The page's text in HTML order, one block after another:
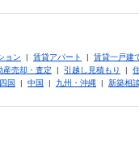
ョン | 賃貸アパート | 賃貸一戸建
産売却・査定 | 引越し見積もり |
四国 | 中国 | 九州・沖縄 | 新築相